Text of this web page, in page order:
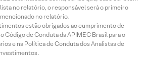
no relatório, o responsável será o primeiro
no relatório.
estão obrigados ao cumprimento de
Código de Conduta da APIMEC Brasil para o
e na Política de Conduta dos Analistas de